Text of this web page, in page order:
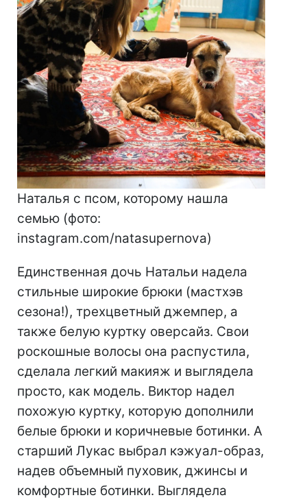
Наталья с псом, которому нашла
семью (фото:
instagram.com/natasupernova)
Единственная дочь Натальи надела
стильные широкие брюки (мастхэв
сезона!), трехцветный джемпер, а
также белую куртку оверсайз. Свои
роскошные волосы она распустила,
сделала легкий макияж и выглядела
просто, как модель. Виктор надел
похожую куртку, которую дополнили
белые брюки и коричневые ботинки. А
старший Лукас выбрал кэжуал-образ,
надев объемный пуховик, джинсы и
комфортные ботинки. Выглядела